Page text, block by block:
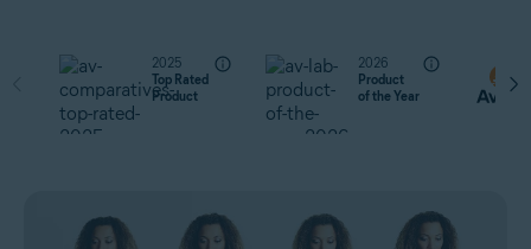
2025
Top Rated
Product
2026
Product
of the Year